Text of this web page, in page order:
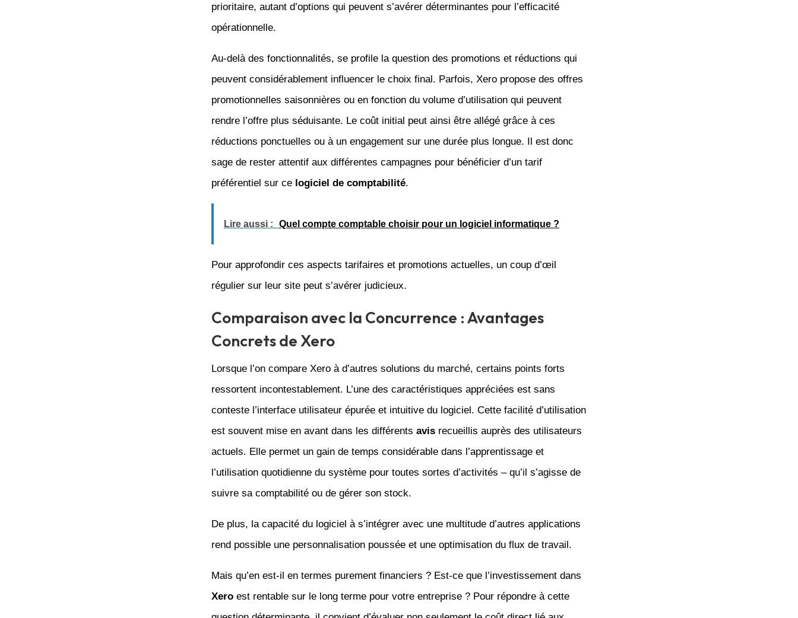
prioritaire, autant d’options qui peuvent s’avérer déterminantes pour l’efficacité
opérationnelle.
Au-delà des fonctionnalités, se profile la question des promotions et réductions qui
peuvent considérablement influencer le choix final. Parfois, Xero propose des offres
promotionnelles saisonnières ou en fonction du volume d’utilisation qui peuvent
rendre l’offre plus séduisante. Le coût initial peut ainsi être allégé grâce à ces
réductions ponctuelles ou à un engagement sur une durée plus longue. Il est donc
sage de rester attentif aux différentes campagnes pour bénéficier d’un tarif
préférentiel sur ce logiciel de comptabilité.
Lire aussi : Quel compte comptable choisir pour un logiciel informatique ?
Pour approfondir ces aspects tarifaires et promotions actuelles, un coup d’œil
régulier sur leur site peut s’avérer judicieux.
Comparaison avec la Concurrence : Avantages
Concrets de Xero
Lorsque l’on compare Xero à d’autres solutions du marché, certains points forts
ressortent incontestablement. L’une des caractéristiques appréciées est sans
conteste l’interface utilisateur épurée et intuitive du logiciel. Cette facilité d’utilisation
est souvent mise en avant dans les différents avisrecueillis auprès des utilisateurs
actuels. Elle permet un gain de temps considérable dans l’apprentissage et
l’utilisation quotidienne du système pour toutes sortes d’activités – qu’il s’agisse de
suivre sa comptabilité ou de gérer son stock.
De plus, la capacité du logiciel à s’intégrer avec une multitude d’autres applications
rend possible une personnalisation poussée et une optimisation du flux de travail.
Mais qu’en est-il en termes purement financiers ? Est-ce que l’investissement dans
Xeroest rentable sur le long terme pour votre entreprise ? Pour répondre à cette